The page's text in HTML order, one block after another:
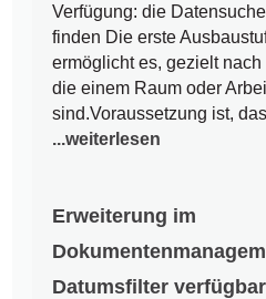
Verfügung: die
finden Die erste
ermöglicht es, gezielt
die einem Raum oder
sind.Voraussetzung ist,
...weiterlesen
Erweiterung im
Datumsfilter verfügbar